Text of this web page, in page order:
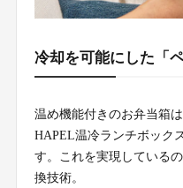
冷却を可能にした「
温め機能付きのお弁当箱
HAPEL温冷ランチボック
す。これを実現している
換技術。